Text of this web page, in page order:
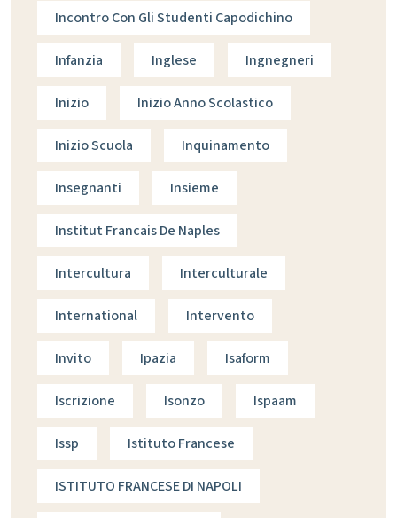
Incontro Con Gli Studenti Capodichino
Infanzia Inglese Ingnegneri
Inizio Inizio Anno Scolastico
Inizio Scuola Inquinamento
Insegnanti Insieme
Institut Francais De Naples
Intercultura Interculturale
International Intervento
Invito Ipazia Isaform
Iscrizione Isonzo Ispaam
Issp Istituto Francese
ISTITUTO FRANCESE DI NAPOLI